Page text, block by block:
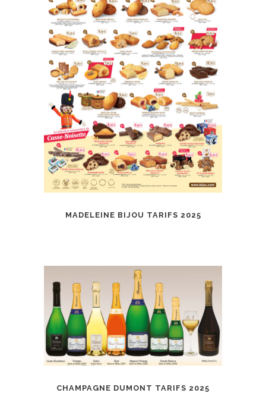
MADELEINE BIJOU TARIFS 2025
CHAMPAGNE DUMONT TARIFS 2025